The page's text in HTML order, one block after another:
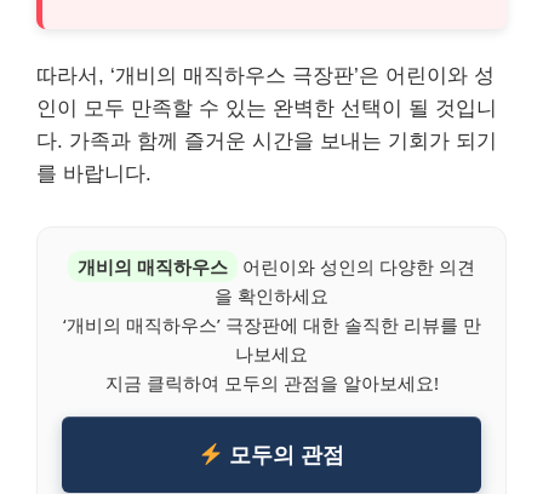
따라서, ‘개비의 매직하우스 극장판’은 어린이와 성
인이 모두 만족할 수 있는 완벽한 선택이 될 것입니
다. 가족과 함께 즐거운 시간을 보내는 기회가 되기
를 바랍니다.
개비의 매직하우스
어린이와 성인의 다양한 의견
을 확인하세요
‘개비의 매직하우스’ 극장판에 대한 솔직한 리뷰를 만
나보세요
지금 클릭하여 모두의 관점을 알아보세요!
모두의 관점